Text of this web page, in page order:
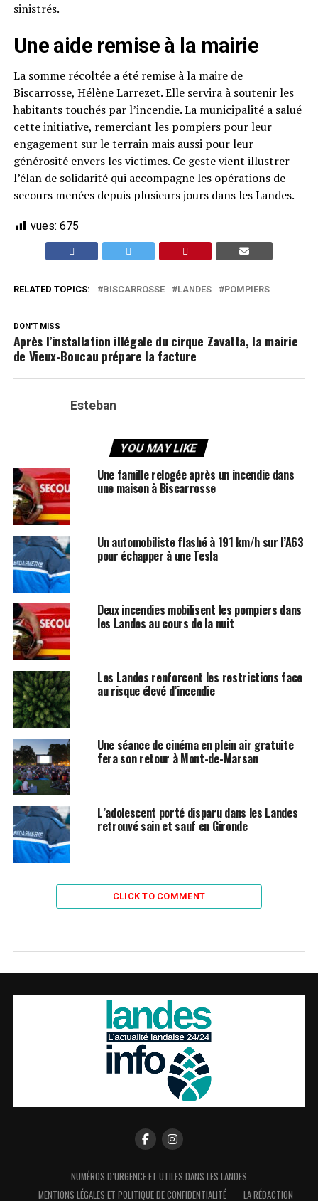
sinistrés.
Une aide remise à la mairie
La somme récoltée a été remise à la maire de
Biscarrosse, Hélène Larrezet. Elle servira à soutenir les
habitants touchés par l’incendie. La municipalité a salué
cette initiative, remerciant les pompiers pour leur
engagement sur le terrain mais aussi pour leur
générosité envers les victimes. Ce geste vient illustrer
l’élan de solidarité qui accompagne les opérations de
secours menées depuis plusieurs jours dans les Landes.
vues: 675
RELATED TOPICS: BISCARROSSE LANDES POMPIERS
DON'T MISS
Après l’installation illégale du cirque Zavatta, la mairie
de Vieux-Boucau prépare la facture
Esteban
YOU MAY LIKE
Une famille relogée après un incendie dans
une maison à Biscarrosse
Un automobiliste flashé à 191 km/h sur l’A63
pour échapper à une Tesla
Deux incendies mobilisent les pompiers dans
les Landes au cours de la nuit
Les Landes renforcent les restrictions face
au risque élevé d’incendie
Une séance de cinéma en plein air gratuite
fera son retour à Mont-de-Marsan
L’adolescent porté disparu dans les Landes
retrouvé sain et sauf en Gironde
CLICK TO COMMENT
NUMÉROS D’URGENCE ET UTILES DANS LES LANDES
MENTIONS LÉGALES ET POLITIQUE DE CONFIDENTIALITÉ
LA RÉDACTION